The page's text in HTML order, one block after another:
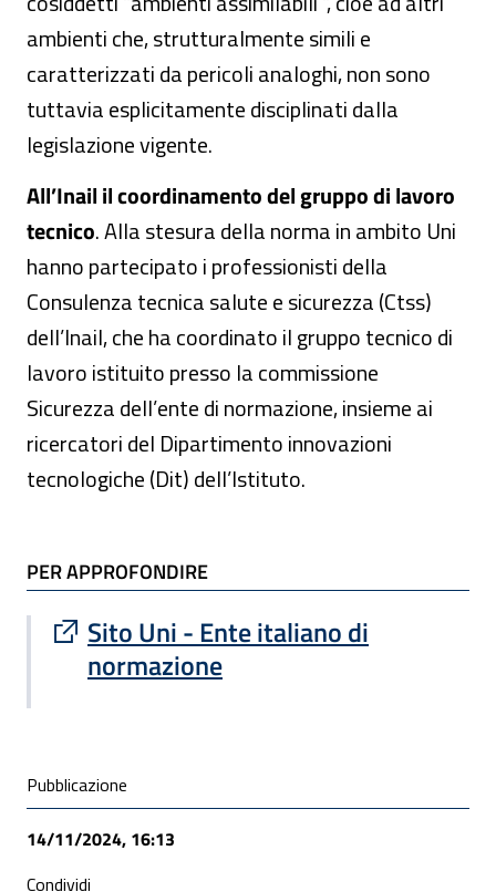
ambienti che, strutturalmente simili e
caratterizzati da pericoli analoghi, non sono
tuttavia esplicitamente disciplinati dalla
legislazione vigente.
All’Inail il coordinamento del gruppo di lavoro
tecnico. Alla stesura della norma in ambito Uni
hanno partecipato i professionisti della
Consulenza tecnica salute e sicurezza (Ctss)
dell’Inail, che ha coordinato il gruppo tecnico di
lavoro istituito presso la commissione
Sicurezza dell’ente di normazione, insieme ai
ricercatori del Dipartimento innovazioni
tecnologiche (Dit) dell’Istituto.
TI POTREBBE INTERESSARE
PER APPROFONDIRE
Sito Uni - Ente italiano di
normazione
Sito esterno : apre una nuova finestra
Condivisione social
Pubblicazione
14/11/2024, 16:13
Condividi